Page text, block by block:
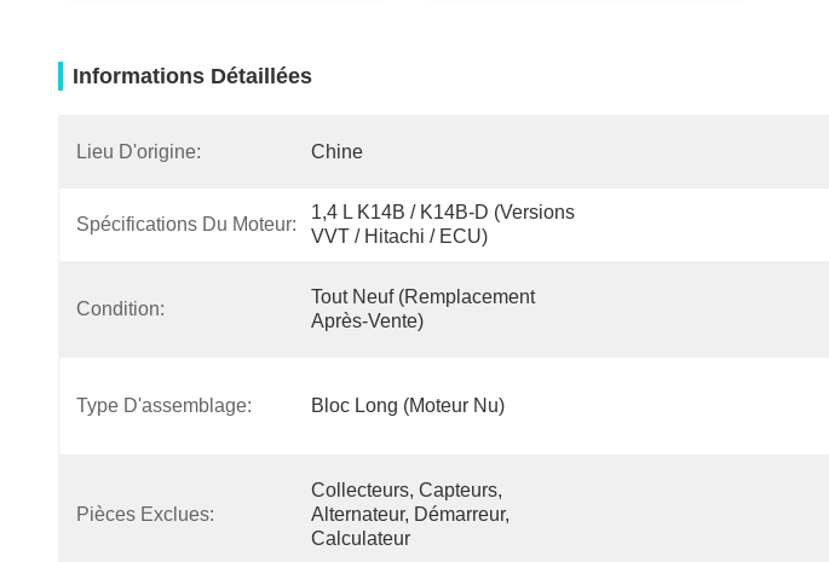
Informations Détaillées
Lieu D'origine: Chine
Spécifications Du Moteur:
1,4 L K14B / K14B-D (versions
VVT / Hitachi / ECU)
Condition:
Tout Neuf (remplacement
Après-Vente)
Type D'assemblage: Bloc Long (moteur Nu)
Pièces Exclues:
Collecteurs, Capteurs,
Alternateur, Démarreur,
Calculateur